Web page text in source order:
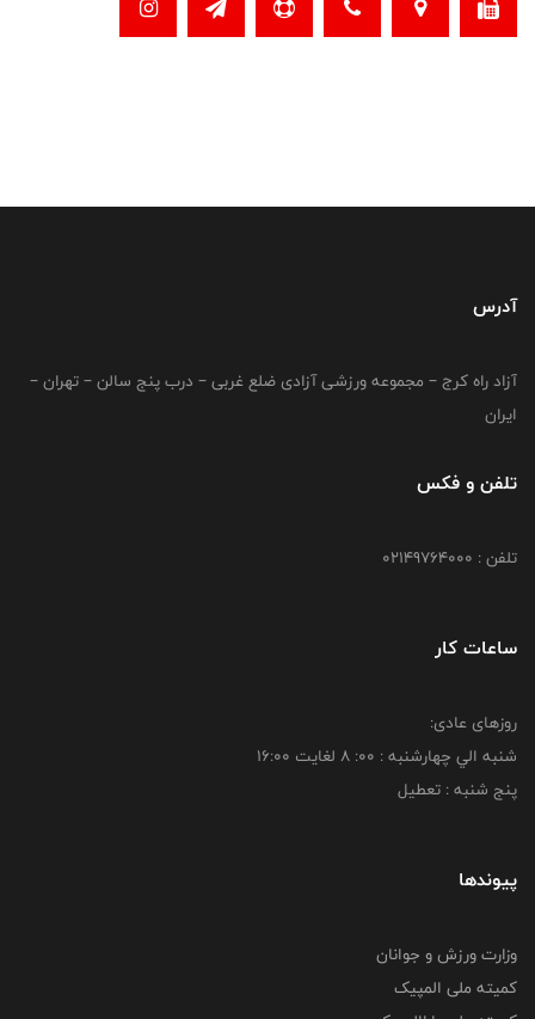
آدرس
آزاد راه کرج – مجموعه ورزشی آزادی ضلع غربی – درب پنج سالن – تهران –
ایران
تلفن و فکس
تلفن : 02149764000
ساعات کار
روزهای عادی:
شنبه الي چهارشنبه : 00: 8 لغايت 16:00
پنج شنبه : تعطیل
پیوندها
وزارت ورزش و جوانان
کمیته ملی المپیک